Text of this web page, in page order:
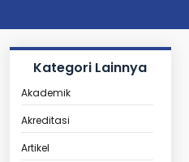
Kategori Lainnya
Akademik
Akreditasi
Artikel